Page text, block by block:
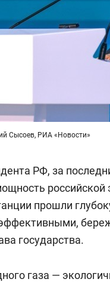
Сысоев, РИА «Новости»
РФ, за
российской
прошли
государства.
газа —